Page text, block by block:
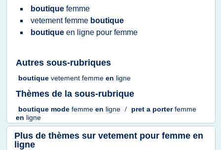
boutique femme
vetement femme boutique
boutique en ligne pour femme
Autres sous-rubriques
boutique vetement femme en ligne
Thèmes de la sous-rubrique
boutique mode femme en ligne / pret a porterfemme
en ligne
Plus de thèmes sur vetement pour femme en
ligne